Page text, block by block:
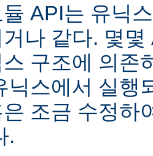
API는 유닉
나 같다. 몇
구조에 의존
닉스에서 실행
조금 수정하
.